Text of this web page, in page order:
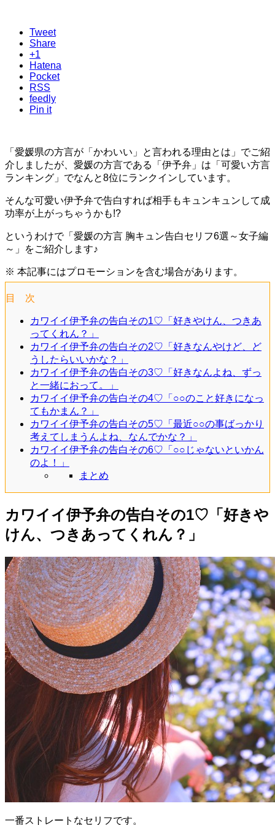
Tweet
Share
+1
Hatena
Pocket
RSS
feedly
Pin it
「愛媛県の方言が「かわいい」と言われる理由とは」でご紹
介しましたが、愛媛の方言である「伊予弁」は「可愛い方言
ランキング」でなんと8位にランクインしています。
そんな可愛い伊予弁で告白すれば相手もキュンキュンして成
功率が上がっちゃうかも!?
というわけで「愛媛の方言 胸キュン告白セリフ6選～女子編
～」をご紹介します♪
※ 本記事にはプロモーションを含む場合があります。
目 次
カワイイ伊予弁の告白その1♡「好きやけん、つきあ
ってくれん？」
カワイイ伊予弁の告白その2♡「好きなんやけど、ど
うしたらいいかな？」
カワイイ伊予弁の告白その3♡「好きなんよね、ずっ
と一緒におって。」
カワイイ伊予弁の告白その4♡「○○のこと好きになっ
てもかまん？」
カワイイ伊予弁の告白その5♡「最近○○の事ばっかり
考えてしまうんよね、なんでかな？」
カワイイ伊予弁の告白その6♡「○○じゃないといかん
のよ！」
まとめ
カワイイ伊予弁の告白その1♡「好きや
けん、つきあってくれん？」
一番ストレートなセリフです。